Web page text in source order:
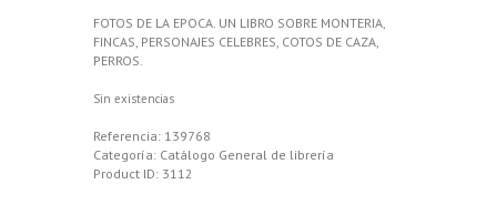
FOTOS DE LA EPOCA. UN LIBRO SOBRE MONTERIA,
FINCAS, PERSONAJES CELEBRES, COTOS DE CAZA,
PERROS.
Sin existencias
Referencia: 139768
Categoría: Catálogo General de librería
Product ID: 3112